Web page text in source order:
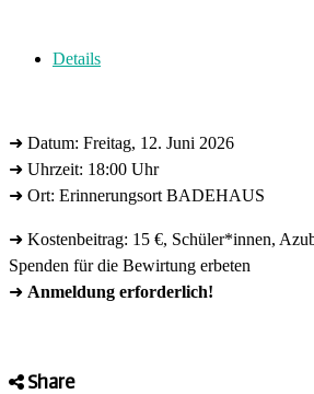
Details
➜ Datum: Freitag, 12. Juni 2026
➜ Uhrzeit: 18:00 Uhr
➜ Ort: Erinnerungsort BADEHAUS
➜ Kostenbeitrag: 15 €, Schüler*innen,
Spenden für die Bewirtung erbeten
➜ Anmeldung erforderlich!
Share